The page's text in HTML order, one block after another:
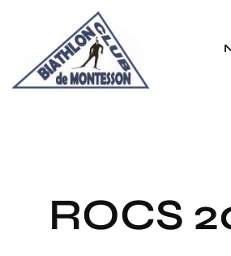
ROCS
Panneau de gestion des